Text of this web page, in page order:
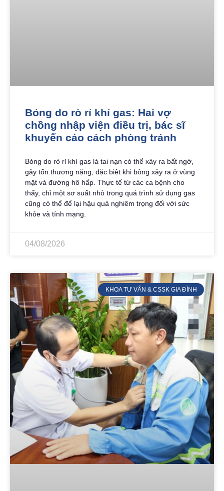
Bỏng do rò rỉ khí gas: Hai vợ
chồng nhập viện điều trị, bác sĩ
khuyến cáo cách phòng tránh
Bỏng do rò rỉ khí gas là tai nạn có thể xảy ra bất ngờ,
gây tổn thương nặng, đặc biệt khi bỏng xảy ra ở vùng
mặt và đường hô hấp. Thực tế từ các ca bệnh cho
thấy, chỉ một sơ suất nhỏ trong quá trình sử dụng gas
cũng có thể để lại hậu quả nghiêm trọng đối với sức
khỏe và tính mạng.
04/08/2026
KHOA TƯ VẤN & CSSK GIA ĐÌNH